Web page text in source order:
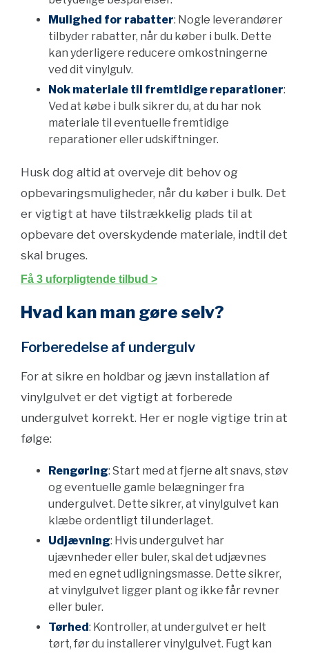
Mulighed for rabatter: Nogle leverandører
tilbyder rabatter, når du køber i bulk. Dette
kan yderligere reducere omkostningerne
ved dit vinylgulv.
Nok materiale til fremtidige reparationer:
Ved at købe i bulk sikrer du, at du har nok
materiale til eventuelle fremtidige
reparationer eller udskiftninger.
Husk dog altid at overveje dit behov og
opbevaringsmuligheder, når du køber i bulk. Det
er vigtigt at have tilstrækkelig plads til at
opbevare det overskydende materiale, indtil det
skal bruges.
Få 3 uforpligtende tilbud >
Hvad kan man gøre selv?
Forberedelse af undergulv
For at sikre en holdbar og jævn installation af
vinylgulvet er det vigtigt at forberede
undergulvet korrekt. Her er nogle vigtige trin at
følge:
Rengøring: Start med at fjerne alt snavs, støv
og eventuelle gamle belægninger fra
undergulvet. Dette sikrer, at vinylgulvet kan
klæbe ordentligt til underlaget.
Udjævning: Hvis undergulvet har
ujævnheder eller buler, skal det udjævnes
med en egnet udligningsmasse. Dette sikrer,
at vinylgulvet ligger plant og ikke får revner
eller buler.
Tørhed: Kontroller, at undergulvet er helt
tørt, før du installerer vinylgulvet. Fugt kan